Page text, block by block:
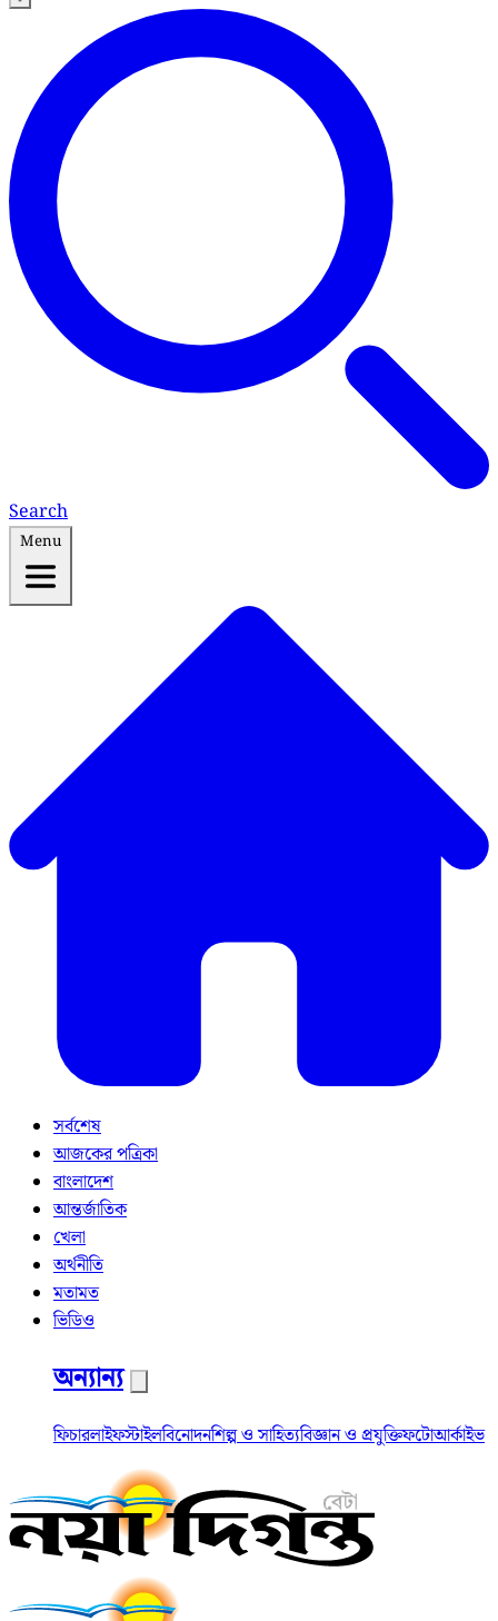
Search
Menu
সর্বশেষ
আজকের পত্রিকা
বাংলাদেশ
আন্তর্জাতিক
খেলা
অর্থনীতি
মতামত
ভিডিও
অন্যান্য
ফিচারলাইফস্টাইলবিনোদনশিল্প ও সাহিত্যবিজ্ঞান ও প্রযুক্তিফটোআর্কাইভ